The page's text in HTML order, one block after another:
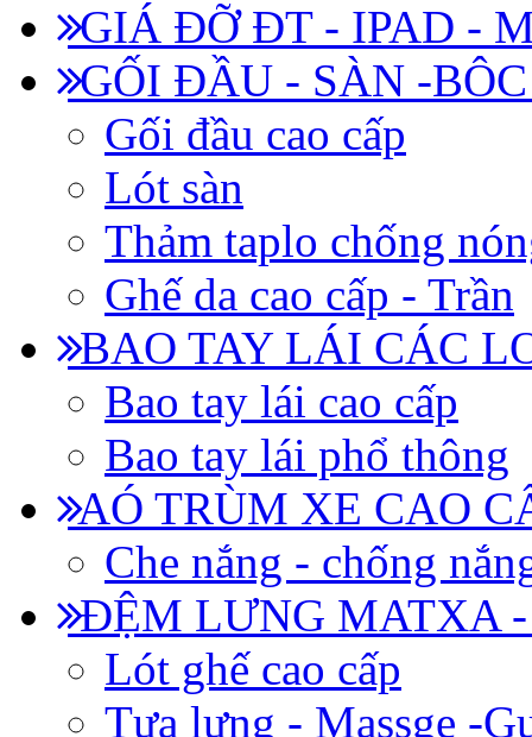
GIÁ ĐỠ ĐT - IPAD -
GỐI ĐẦU - SÀN -
Gối đầu cao cấp
Lót sàn
Thảm taplo chống
Ghế da cao cấp - Trần
BAO TAY LÁI CÁC
Bao tay lái cao cấp
Bao tay lái phổ thông
AÓ TRÙM XE CAO
Che nắng - chống
ĐỆM LƯNG MATXA -
Lót ghế cao cấp
Tựa lưng - Massge -